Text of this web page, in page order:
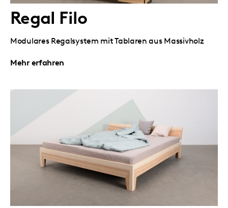
Regal Filo
Modulares Regalsystem mit Tablaren aus Massivholz
Mehr erfahren